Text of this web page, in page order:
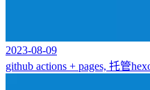
2023-08-09
github actions + pages, 托管